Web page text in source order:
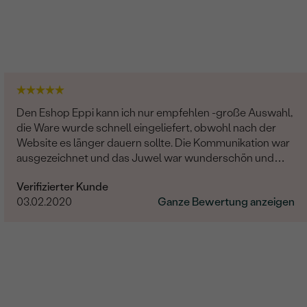
Den Eshop Eppi kann ich nur empfehlen -große Auswahl,
die Ware wurde schnell eingeliefert, obwohl nach der
Website es länger dauern sollte. Die Kommunikation war
ausgezeichnet und das Juwel war wunderschön und
Verifizierter Kunde
03.02.2020
Ganze Bewertung anzeigen